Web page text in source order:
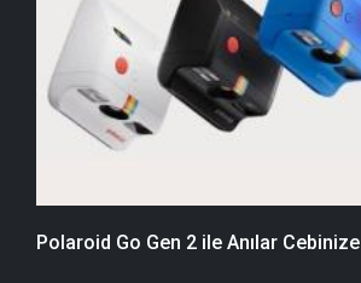
Polaroid Go Gen 2 ile Anılar Cebinize